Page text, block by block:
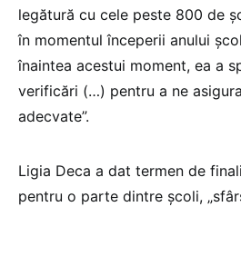
legătură cu cele peste 800 de
în momentul începerii anului
înaintea acestui moment, ea a
verificări (…) pentru a ne
adecvate”.
Ligia Deca a dat termen de
pentru o parte dintre școli,